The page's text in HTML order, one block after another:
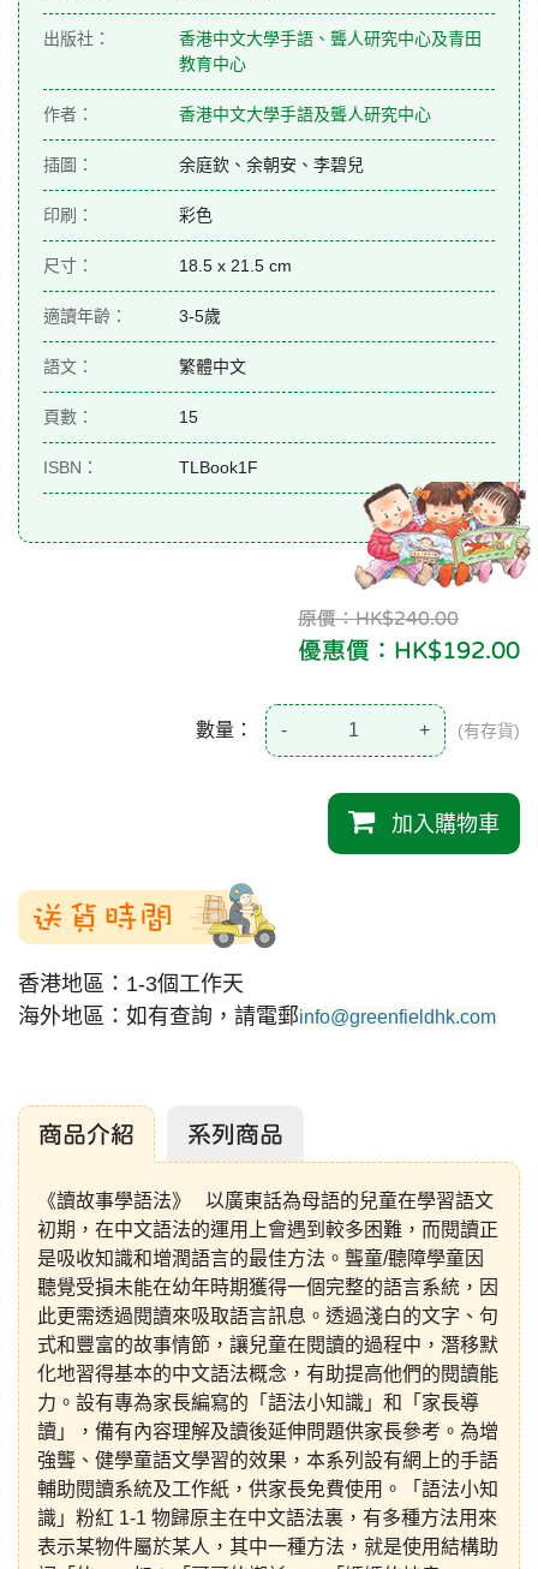
出版社：
香港中文大學手語、聾人研究中心及青田
教育中心
作者： 香港中文大學手語及聾人研究中心
插圖： 余庭欽、余朝安、李碧兒
印刷： 彩色
尺寸： 18.5 x 21.5 cm
適讀年齡： 3-5歲
語文： 繁體中文
頁數： 15
ISBN： TLBook1F
原價：HK$240.00
優惠價：HK$192.00
數量： - + (有存貨)
加入購物車
送貨時間
香港地區：1-3個工作天
海外地區：如有查詢，請電郵info@greenfieldhk.com
商品介紹 系列商品
《讀故事學語法》 以廣東話為母語的兒童在學習語文
初期，在中文語法的運用上會遇到較多困難，而閱讀正
是吸收知識和增潤語言的最佳方法。聾童/聽障學童因
聽覺受損未能在幼年時期獲得一個完整的語言系統，因
此更需透過閱讀來吸取語言訊息。透過淺白的文字、句
式和豐富的故事情節，讓兒童在閱讀的過程中，潛移默
化地習得基本的中文語法概念，有助提高他們的閱讀能
力。設有專為家長編寫的「語法小知識」和「家長導
讀」，備有內容理解及讀後延伸問題供家長參考。為增
強聾、健學童語文學習的效果，本系列設有網上的手語
輔助閱讀系統及工作紙，供家長免費使用。「語法小知
識」粉紅 1-1 物歸原主在中文語法裏，有多種方法用來
表示某物件屬於某人，其中一種方法，就是使用結構助